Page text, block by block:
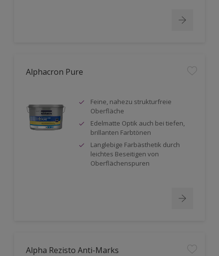
Alphacron Pure
Feine, nahezu strukturfreie
Oberfläche
Edelmatte Optik auch bei tiefen,
brillanten Farbtönen
Langlebige Farbästhetik durch
leichtes Beseitigen von
Oberflächenspuren
Alpha Rezisto Anti-Marks